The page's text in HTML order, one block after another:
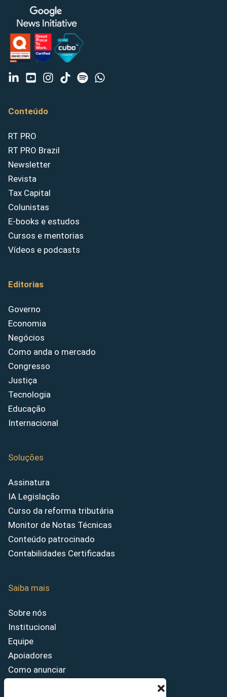
Conteúdo
RT PRO
RT PRO Brazil
Newsletter
Revista
Tax Capital
Colunistas
E-books e estudos
Cursos e mentorias
Vídeos e podcasts
Editorias
Governo
Economia
Negócios
Como anda o mercado
Congresso
Justiça
Tecnologia
Educação
Internacional
Soluções
Assinatura
IA Legislação
Curso da reforma tributária
Monitor de Notas Técnicas
Conteúdo patrocinado
Contabilidades Certificadas
Saiba mais
Sobre nós
Institucional
Equipe
Apoiadores
Como anunciar